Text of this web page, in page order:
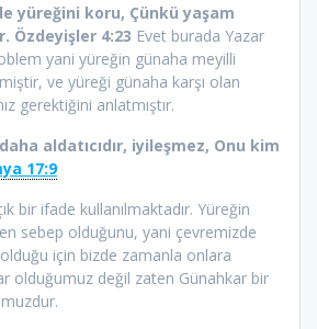
yüreğini koru, Çünkü yaşam
Özdeyişler 4:23 Evet burada Yazar
yani yüreğin günaha meyilli
ve yüreği günaha karşı olan
gerektiğini anlatmıştır.
aldatıcıdır, iyileşmez, Onu kim
17:9
bir ifade kullanılmaktadır. Yüreğin
sebep olduğunu, yani çevremizde
için bizde zamanla onlara
olduğumuz değil zaten Günahkar bir